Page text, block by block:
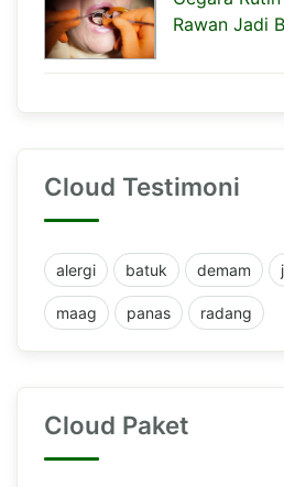
Rawan Jadi
Cloud Testimoni
alergi batuk demam
maag panas radang
Cloud Paket